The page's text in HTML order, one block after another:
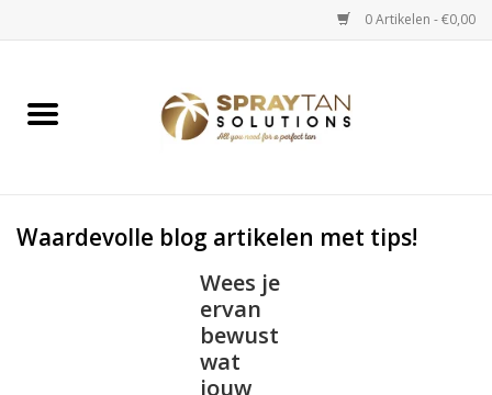
0 Artikelen - €0,00
Home
Spray Tan Starterspakketten
Waardevolle blog artikelen met tips!
Wees je
ervan
bewust
wat
jouw